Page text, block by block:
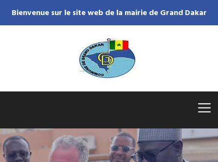
Bienvenue sur le site web de la mairie de Grand Dakar